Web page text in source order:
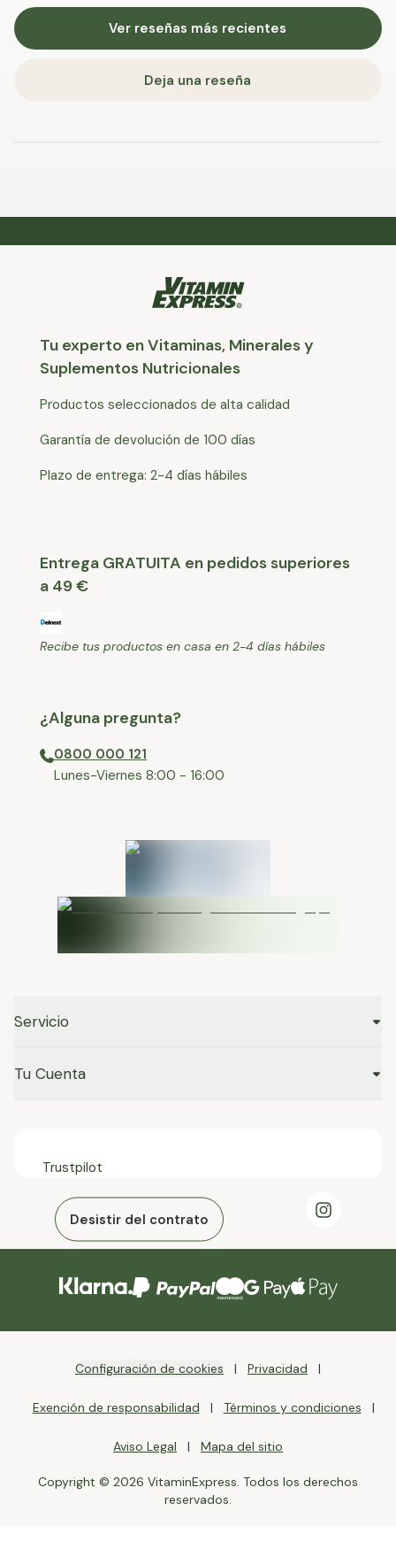
Ver reseñas más recientes
Deja una reseña
Tu experto en Vitaminas, Minerales y
Suplementos Nutricionales
Productos seleccionados de alta calidad
Garantía de devolución de 100 días
Plazo de entrega: 2-4 días hábiles
Entrega GRATUITA en pedidos superiores
a 49 €
Recibe tus productos en casa en 2-4 días hábiles
¿Alguna pregunta?
0800 000 121
⁠Lunes-Viernes 8:00 - 16:00
Servicio
Tu Cuenta
Trustpilot
Desistir del contrato
Configuración de cookies Privacidad
Exención de responsabilidad Términos y condiciones
Aviso Legal Mapa del sitio
Copyright © 2026 VitaminExpress. Todos los derechos
reservados.